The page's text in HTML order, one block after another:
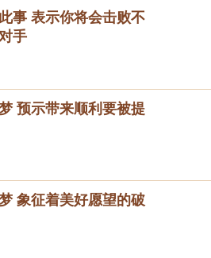
事 表示你将会击败不
手
预示带来顺利要被提
象征着美好愿望的破